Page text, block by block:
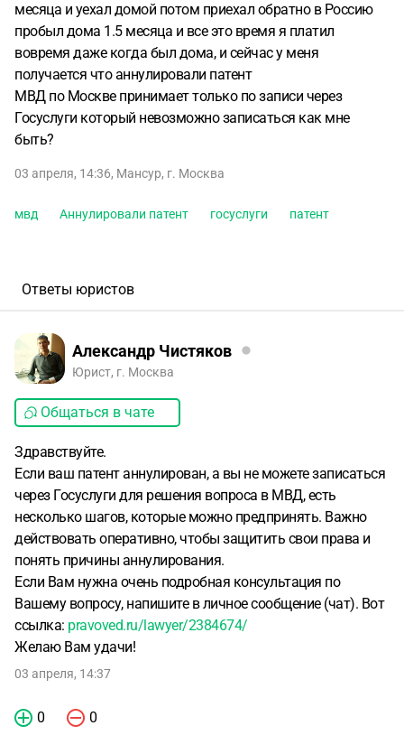
месяца и уехал домой потом приехал обратно в Россию
пробыл дома 1.5 месяца и все это время я платил
вовремя даже когда был дома, и сейчас у меня
получается что аннулировали патент
МВД по Москве принимает только по записи через
Госуслуги который невозможно записаться как мне
быть?
03 апреля, 14:36, Мансур, г. Москва
мвд Аннулировали патент госуслуги патент
Ответы юристов
Александр Чистяков
Юрист, г. Москва
Общаться в чате
Здравствуйте.
Если ваш патент аннулирован, а вы не можете записаться
через Госуслуги для решения вопроса в МВД, есть
несколько шагов, которые можно предпринять. Важно
действовать оперативно, чтобы защитить свои права и
понять причины аннулирования.
Если Вам нужна очень подробная консультация по
Вашему вопросу, напишите в личное сообщение (чат). Вот
ссылка: pravoved.ru/lawyer/2384674/
Желаю Вам удачи!
03 апреля, 14:37
0 0